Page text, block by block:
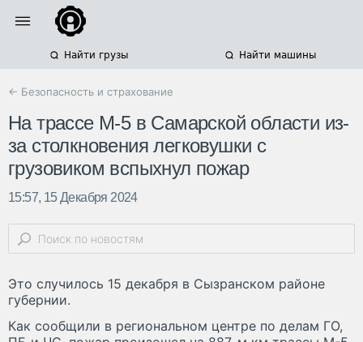
Найти грузы Найти машины
← Безопасность и страхование
На трассе М-5 в Самарской области из-
за столкновения легковушки с
грузовиком вспыхнул пожар
15:57, 15 Декабря 2024
Это случилось 15 декабря в Сызранском районе
губернии.
Как сообщили в региональном центре по делам ГО,